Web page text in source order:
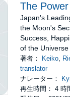
The
Japan's
the Moon's
Success,
of the Universe
著者： Keiko,
translator
ナレーター：
再生時間： 4 時